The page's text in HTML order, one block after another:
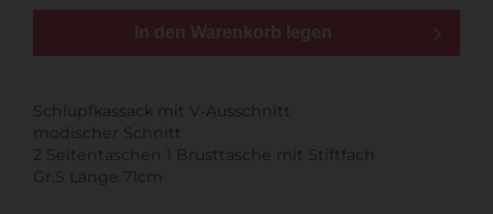
In den Warenkorb legen
Schlupfkassack mit V-Ausschnitt
modischer Schnitt
2 Seitentaschen 1 Brusttasche mit Stiftfach
Gr.S Länge 71cm